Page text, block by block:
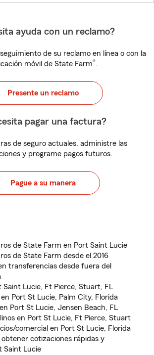
ayuda con un reclamo?
de su reclamo en línea o con la
móvil de State Farm®.
Presente un reclamo
pagar una factura?
de seguro actuales, administre las
y programe pagos futuros.
Pague a su manera
de State Farm en Port Saint Lucie
de State Farm desde el 2016
transferencias desde fuera del
Saint Lucie, Ft Pierce, Stuart, FL
Port St Lucie, Palm City, Florida
Port St Lucie, Jensen Beach, FL
en Port St Lucie, Ft Pierce, Stuart
comercial en Port St Lucie, Florida
obtener cotizaciones rápidas y
Saint Lucie